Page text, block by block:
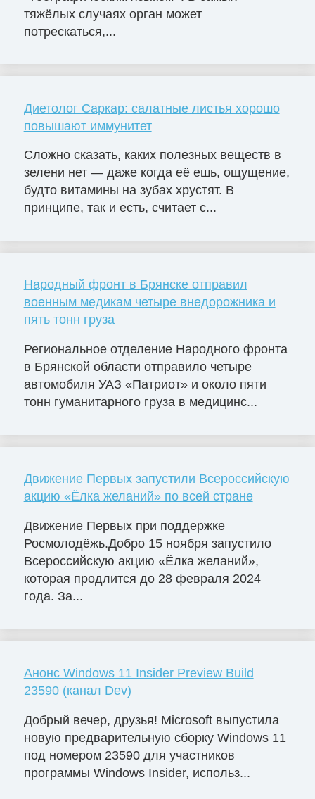
тяжёлых случаях орган может
потрескаться,...
Диетолог Саркар: салатные листья хорошо
повышают иммунитет
Сложно сказать, каких полезных веществ в
зелени нет — даже когда её ешь, ощущение,
будто витамины на зубах хрустят. В
принципе, так и есть, считает с...
Народный фронт в Брянске отправил
военным медикам четыре внедорожника и
пять тонн груза
Региональное отделение Народного фронта
в Брянской области отправило четыре
автомобиля УАЗ «Патриот» и около пяти
тонн гуманитарного груза в медицинс...
Движение Первых запустили Всероссийскую
акцию «Ёлка желаний» по всей стране
Движение Первых при поддержке
Росмолодёжь.Добро 15 ноября запустило
Всероссийскую акцию «Ёлка желаний»,
которая продлится до 28 февраля 2024
года. За...
Анонс Windows 11 Insider Preview Build
23590 (канал Dev)
Добрый вечер, друзья! Microsoft выпустила
новую предварительную сборку Windows 11
под номером 23590 для участников
программы Windows Insider, использ...